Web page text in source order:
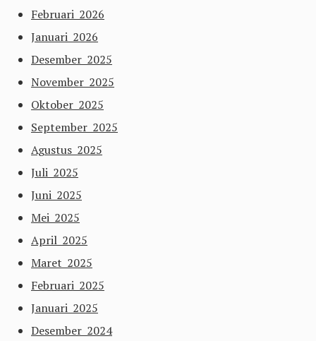
Februari 2026
Januari 2026
Desember 2025
November 2025
Oktober 2025
September 2025
Agustus 2025
Juli 2025
Juni 2025
Mei 2025
April 2025
Maret 2025
Februari 2025
Januari 2025
Desember 2024